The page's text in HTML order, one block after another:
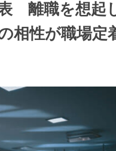
表 離職を想起
相性が職場定